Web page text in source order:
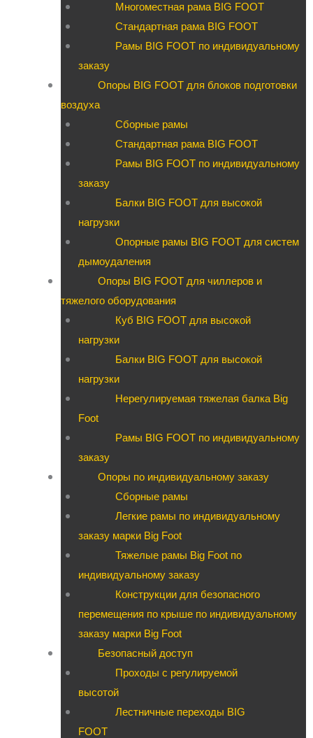
Многоместная рама BIG FOOT
Стандартная рама BIG FOOT
Рамы BIG FOOT по индивидуальному
заказу
Опоры BIG FOOT для блоков подготовки
воздуха
Сборные рамы
Стандартная рама BIG FOOT
Рамы BIG FOOT по индивидуальному
заказу
Балки BIG FOOT для высокой
нагрузки
Опорные рамы BIG FOOT для систем
дымоудаления
Опоры BIG FOOT для чиллеров и
тяжелого оборудования
Куб BIG FOOT для высокой
нагрузки
Балки BIG FOOT для высокой
нагрузки
Нерегулируемая тяжелая балка Big
Foot
Рамы BIG FOOT по индивидуальному
заказу
Опоры по индивидуальному заказу
Сборные рамы
Легкие рамы по индивидуальному
заказу марки Big Foot
Тяжелые рамы Big Foot по
индивидуальному заказу
Конструкции для безопасного
перемещения по крыше по индивидуальному
заказу марки Big Foot
Безопасный доступ
Проходы с регулируемой
высотой
Лестничные переходы BIG
FOOT